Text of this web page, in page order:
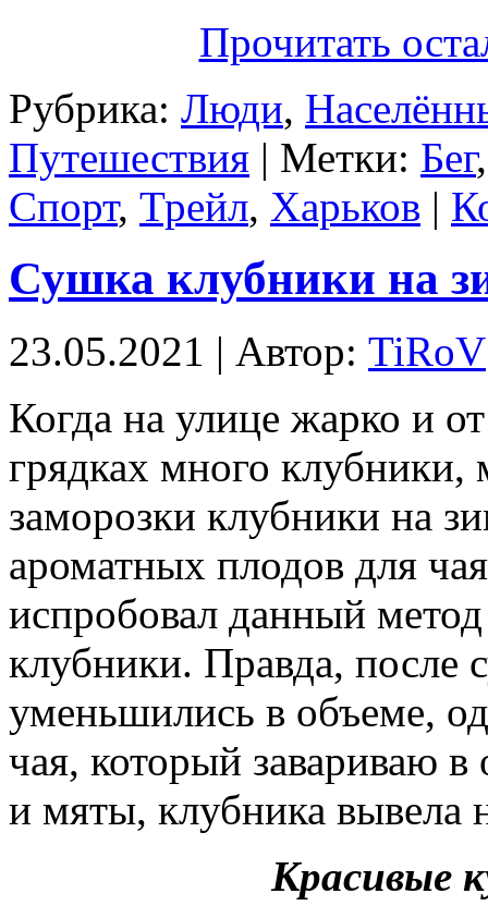
Прочитать
Рубрика: Люди,
Путешествия | Метки: Бег
Спорт, Трейл, Харьков |
Сушка клубники на
23.05.2021 | Автор: TiRoV
Когда на улице жарко и
грядках много
заморозки клубники на
ароматных плодов для
испробовал данный
клубники. Правда, после
уменьшились в объеме,
чая, который завариваю в
и мяты, клубника вывела
Красивые